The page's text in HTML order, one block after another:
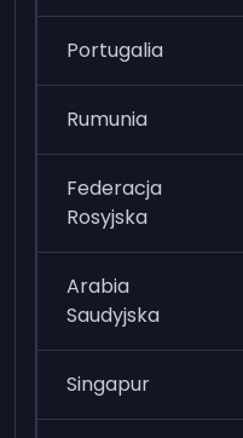
Portugalia
Rumunia
Federacja
Rosyjska
Arabia
Saudyjska
Singapur